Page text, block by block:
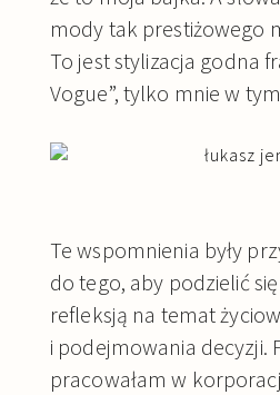
mody tak prestiżowego
To jest stylizacja godna
Vogue”, tylko mnie w
Te wspomnienia były
do tego, aby podzielić się
refleksją na temat
i podejmowania decyzji.
pracowałam w